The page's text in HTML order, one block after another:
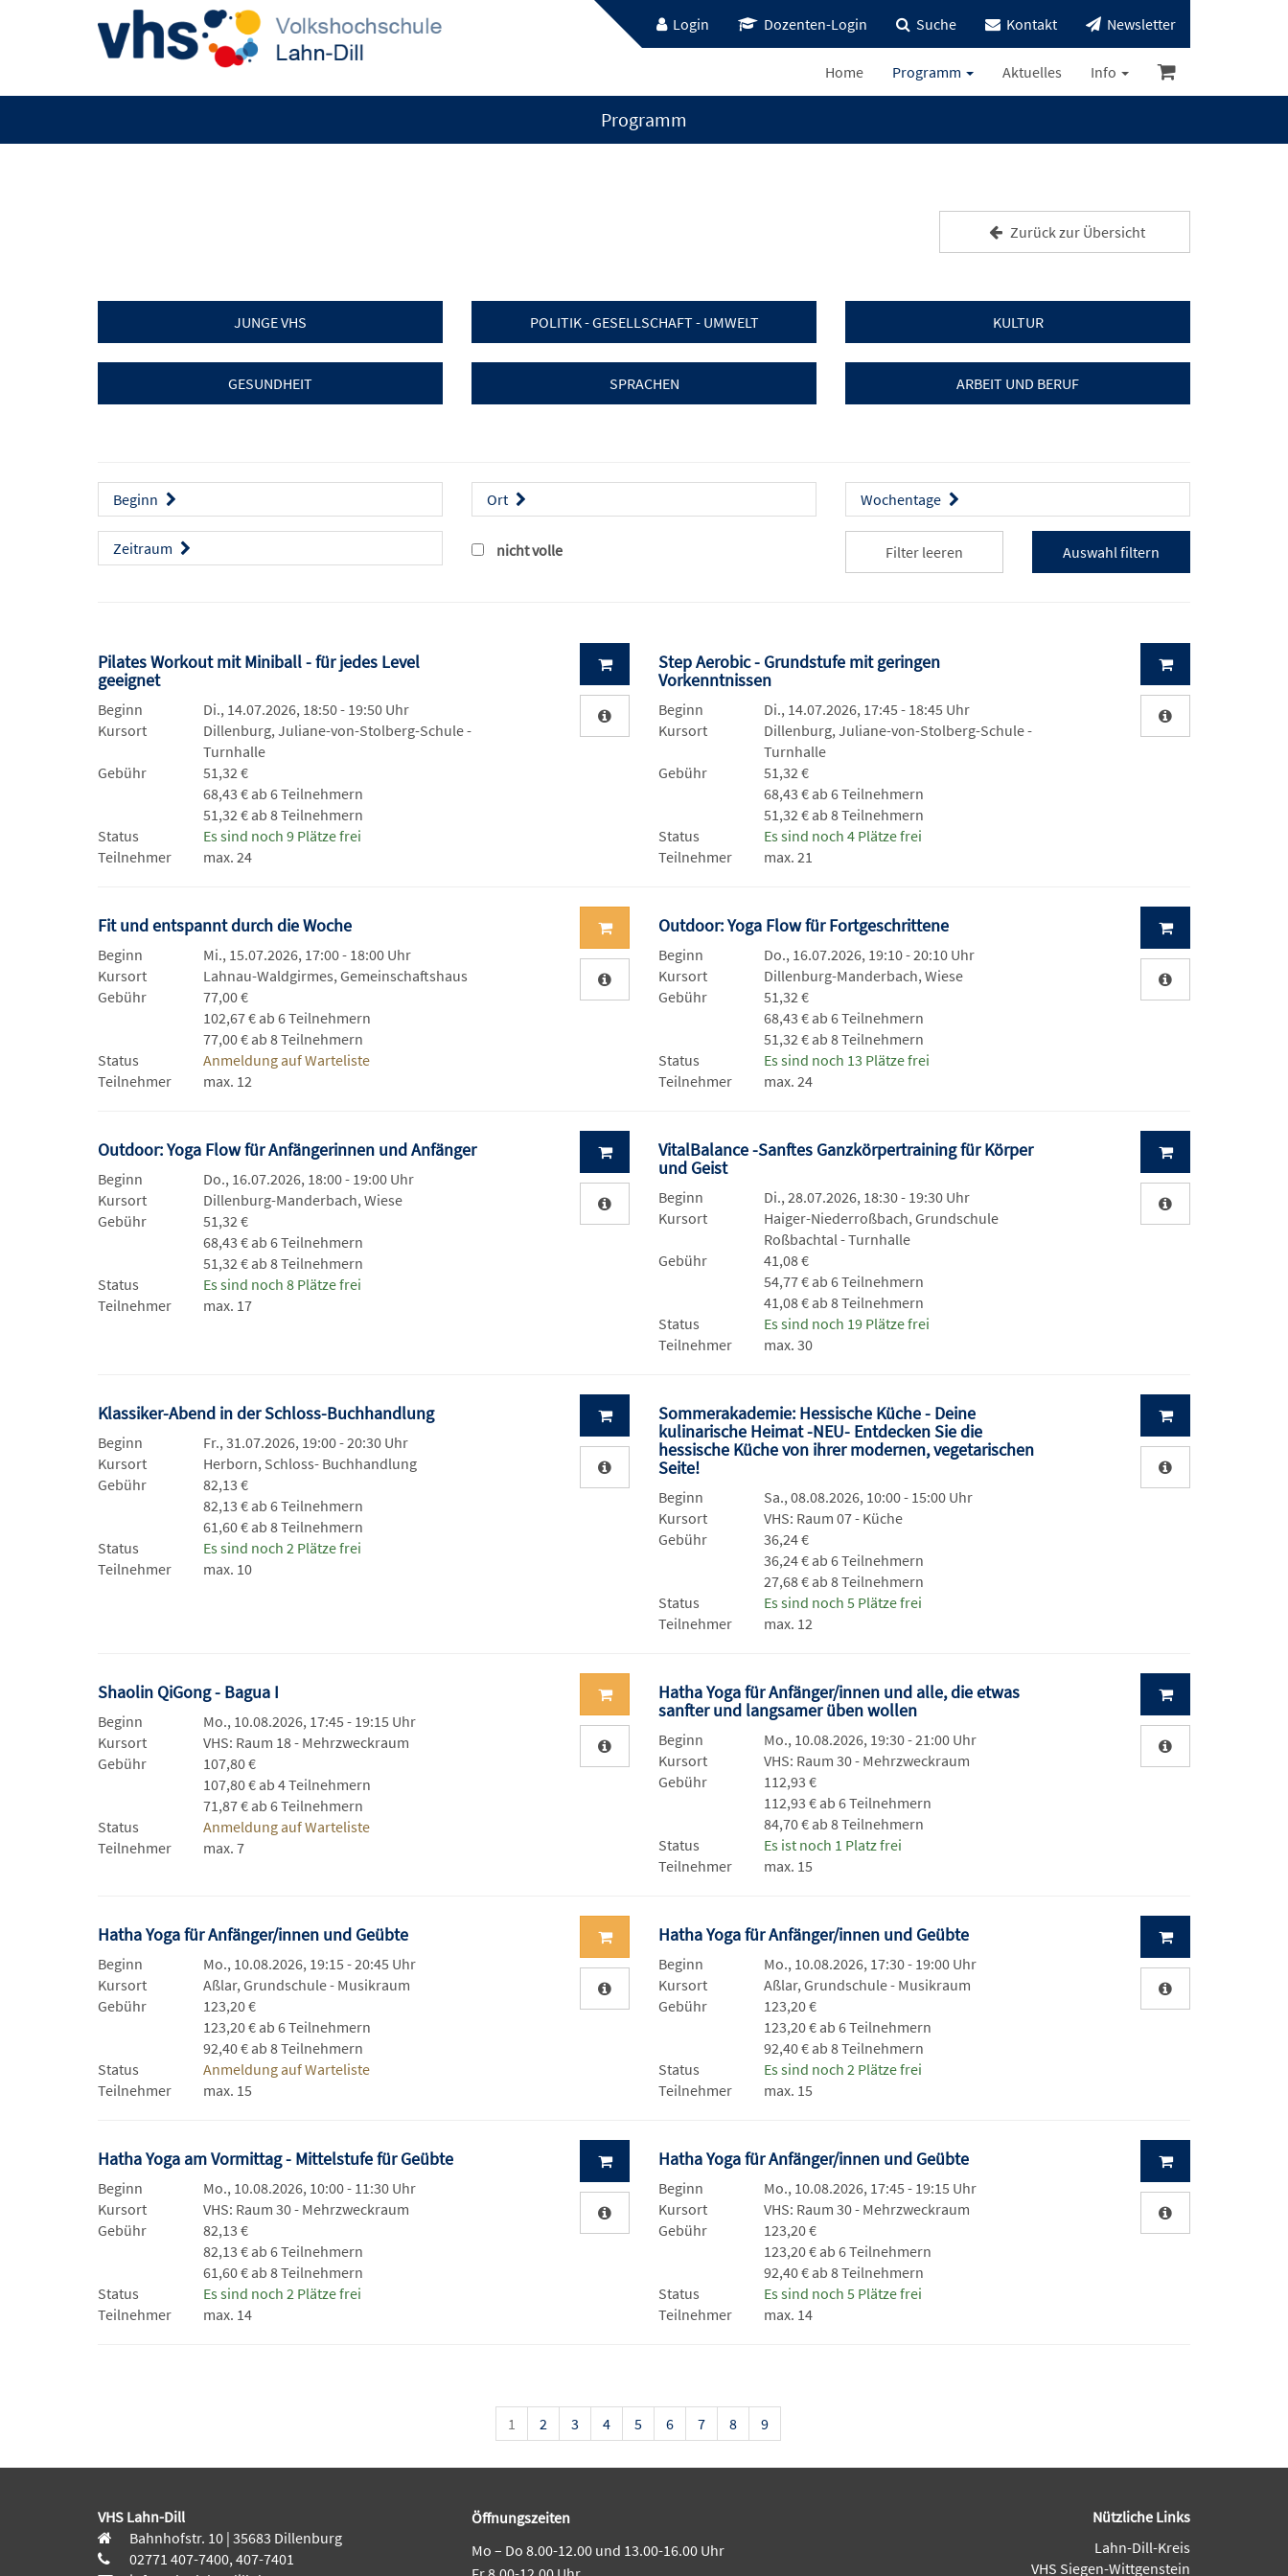
Login Dozenten-Login Suche Kontakt Newsletter
Home Programm Aktuelles Info
Programm
Zurück zur Übersicht
JUNGE VHS POLITIK - GESELLSCHAFT - UMWELT KULTUR
GESUNDHEIT SPRACHEN ARBEIT UND BERUF
Beginn Ort Wochentage
Zeitraum nicht volle Filter leeren
Pilates Workout mit Miniball - für jedes Level
geeignet
Beginn
Di., 14.07.2026, 18:50 - 19:50 Uhr
Kursort
Dillenburg, Juliane-von-Stolberg-Schule -
Turnhalle
Gebühr
51,32 €
68,43 € ab 6 Teilnehmern
51,32 € ab 8 Teilnehmern
Status
Es sind noch 9 Plätze frei
Teilnehmer
max. 24
Step Aerobic - Grundstufe mit geringen
Vorkenntnissen
Beginn
Di., 14.07.2026, 17:45 - 18:45 Uhr
Kursort
Dillenburg, Juliane-von-Stolberg-Schule -
Turnhalle
Gebühr
51,32 €
68,43 € ab 6 Teilnehmern
51,32 € ab 8 Teilnehmern
Status
Es sind noch 4 Plätze frei
Teilnehmer
max. 21
Fit und entspannt durch die Woche
Beginn
Mi., 15.07.2026, 17:00 - 18:00 Uhr
Kursort
Lahnau-Waldgirmes, Gemeinschaftshaus
Gebühr
77,00 €
102,67 € ab 6 Teilnehmern
77,00 € ab 8 Teilnehmern
Status
Anmeldung auf Warteliste
Teilnehmer
max. 12
Outdoor: Yoga Flow für Fortgeschrittene
Beginn
Do., 16.07.2026, 19:10 - 20:10 Uhr
Kursort
Dillenburg-Manderbach, Wiese
Gebühr
51,32 €
68,43 € ab 6 Teilnehmern
51,32 € ab 8 Teilnehmern
Status
Es sind noch 13 Plätze frei
Teilnehmer
max. 24
Outdoor: Yoga Flow für Anfängerinnen und Anfänger
Beginn
Do., 16.07.2026, 18:00 - 19:00 Uhr
Kursort
Dillenburg-Manderbach, Wiese
Gebühr
51,32 €
68,43 € ab 6 Teilnehmern
51,32 € ab 8 Teilnehmern
Status
Es sind noch 8 Plätze frei
Teilnehmer
max. 17
VitalBalance -Sanftes Ganzkörpertraining für Körper
und Geist
Beginn
Di., 28.07.2026, 18:30 - 19:30 Uhr
Kursort
Haiger-Niederroßbach, Grundschule
Roßbachtal - Turnhalle
Gebühr
41,08 €
54,77 € ab 6 Teilnehmern
41,08 € ab 8 Teilnehmern
Status
Es sind noch 19 Plätze frei
Teilnehmer
max. 30
Klassiker-Abend in der Schloss-Buchhandlung
Beginn
Fr., 31.07.2026, 19:00 - 20:30 Uhr
Kursort
Herborn, Schloss- Buchhandlung
Gebühr
82,13 €
82,13 € ab 6 Teilnehmern
61,60 € ab 8 Teilnehmern
Status
Es sind noch 2 Plätze frei
Teilnehmer
max. 10
Sommerakademie: Hessische Küche - Deine
kulinarische Heimat -NEU- Entdecken Sie die
hessische Küche von ihrer modernen, vegetarischen
Seite!
Beginn
Sa., 08.08.2026, 10:00 - 15:00 Uhr
Kursort
VHS: Raum 07 - Küche
Gebühr
36,24 €
36,24 € ab 6 Teilnehmern
27,68 € ab 8 Teilnehmern
Status
Es sind noch 5 Plätze frei
Teilnehmer
max. 12
Shaolin QiGong - Bagua I
Beginn
Mo., 10.08.2026, 17:45 - 19:15 Uhr
Kursort
VHS: Raum 18 - Mehrzweckraum
Gebühr
107,80 €
107,80 € ab 4 Teilnehmern
71,87 € ab 6 Teilnehmern
Status
Anmeldung auf Warteliste
Teilnehmer
max. 7
Hatha Yoga für Anfänger/innen und alle, die etwas
sanfter und langsamer üben wollen
Beginn
Mo., 10.08.2026, 19:30 - 21:00 Uhr
Kursort
VHS: Raum 30 - Mehrzweckraum
Gebühr
112,93 €
112,93 € ab 6 Teilnehmern
84,70 € ab 8 Teilnehmern
Status
Es ist noch 1 Platz frei
Teilnehmer
max. 15
Hatha Yoga für Anfänger/innen und Geübte
Beginn
Mo., 10.08.2026, 19:15 - 20:45 Uhr
Kursort
Aßlar, Grundschule - Musikraum
Gebühr
123,20 €
123,20 € ab 6 Teilnehmern
92,40 € ab 8 Teilnehmern
Status
Anmeldung auf Warteliste
Teilnehmer
max. 15
Hatha Yoga für Anfänger/innen und Geübte
Beginn
Mo., 10.08.2026, 17:30 - 19:00 Uhr
Kursort
Aßlar, Grundschule - Musikraum
Gebühr
123,20 €
123,20 € ab 6 Teilnehmern
92,40 € ab 8 Teilnehmern
Status
Es sind noch 2 Plätze frei
Teilnehmer
max. 15
Hatha Yoga am Vormittag - Mittelstufe für Geübte
Beginn
Mo., 10.08.2026, 10:00 - 11:30 Uhr
Kursort
VHS: Raum 30 - Mehrzweckraum
Gebühr
82,13 €
82,13 € ab 6 Teilnehmern
61,60 € ab 8 Teilnehmern
Status
Es sind noch 2 Plätze frei
Teilnehmer
max. 14
Hatha Yoga für Anfänger/innen und Geübte
Beginn
Mo., 10.08.2026, 17:45 - 19:15 Uhr
Kursort
VHS: Raum 30 - Mehrzweckraum
Gebühr
123,20 €
123,20 € ab 6 Teilnehmern
92,40 € ab 8 Teilnehmern
Status
Es sind noch 5 Plätze frei
Teilnehmer
max. 14
1 2 3 4 5 6 7 8 9
VHS Lahn-Dill
Bahnhofstr. 10 | 35683 Dillenburg
02771 407-7400, 407-7401
Öffnungszeiten
Mo – Do 8.00-12.00 und 13.00-16.00 Uhr
Nützliche Links
Lahn-Dill-Kreis
VHS Siegen-Wittgenstein